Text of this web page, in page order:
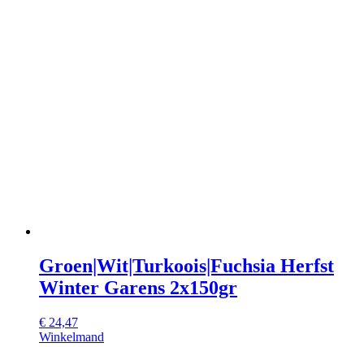
Groen|Wit|Turkoois|Fuchsia Herfst
Winter Garens 2x150gr
€ 24,47
Winkelmand